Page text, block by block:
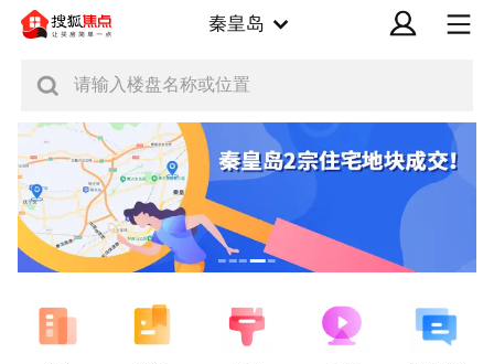
秦皇岛
请输入楼盘名称或位置